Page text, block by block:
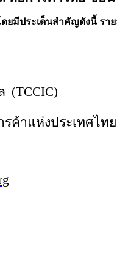
ยมีประเด็นสำคัญดังนี้ รา
(TCCIC)
รค้าแห่งประเทศไทย